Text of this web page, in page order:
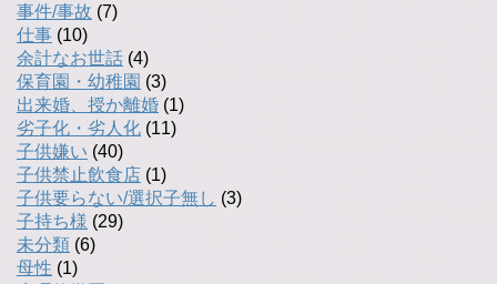
事件/事故 (7)
仕事 (10)
余計なお世話 (4)
保育園・幼稚園 (3)
出来婚、授か離婚 (1)
劣子化・劣人化 (11)
子供嫌い (40)
子供禁止飲食店 (1)
子供要らない/選択子無し (3)
子持ち様 (29)
未分類 (6)
母性 (1)